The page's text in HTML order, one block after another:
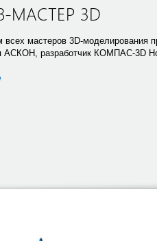
МАСТЕР 3D
всех мастеров 3D-моделирования
разработчик КОМПАС-3D